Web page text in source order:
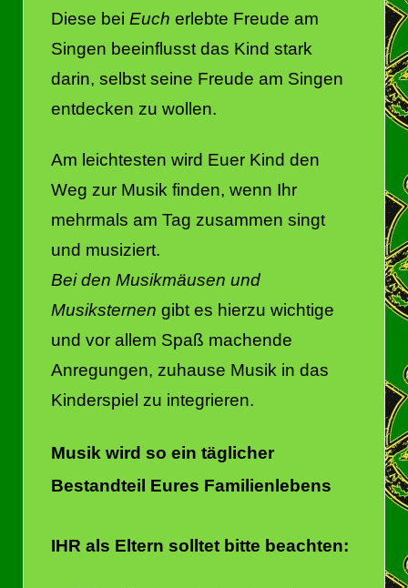
Diese bei Euch erlebte Freude am
Singen beeinflusst das Kind stark
darin, selbst seine Freude am Singen
entdecken zu wollen.
Am leichtesten wird Euer Kind den
Weg zur Musik finden, wenn Ihr
mehrmals am Tag zusammen singt
und musiziert.
Bei den Musikmäusen und
Musiksternen gibt es hierzu wichtige
und vor allem Spaß machende
Anregungen, zuhause Musik in das
Kinderspiel zu integrieren.
Musik wird so ein täglicher
Bestandteil Eures Familienlebens
IHR als Eltern solltet bitte beachten: